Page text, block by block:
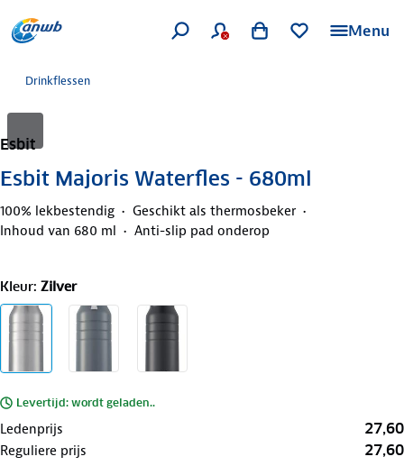
Menu
Drinkflessen
Esbit
Esbit Majoris Waterfles - 680ml
100% lekbestendig
Geschikt als thermosbeker
Inhoud van 680 ml
Anti-slip pad onderop
Kleur: Zilver
Levertijd: wordt geladen..
Ledenprijs 27,60
Reguliere prijs 27,60